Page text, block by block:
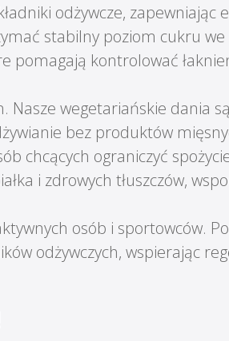
odżywcze, zapewniając
stabilny poziom cukru
pomagają kontrolować
Nasze wegetariańskie dania
bez produktów
chcących ograniczyć
i zdrowych tłuszczów,
osób i sportowców.
odżywczych, wspierając